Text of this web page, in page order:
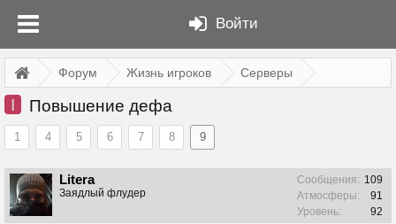
Войти
Форум Жизнь игроков Серверы
I Повышение дефа
1 4 5 6 7 8 9
Litera
Заядлый флудер
Сообщения: 109
Атмосферы:
91
Уровень:
92